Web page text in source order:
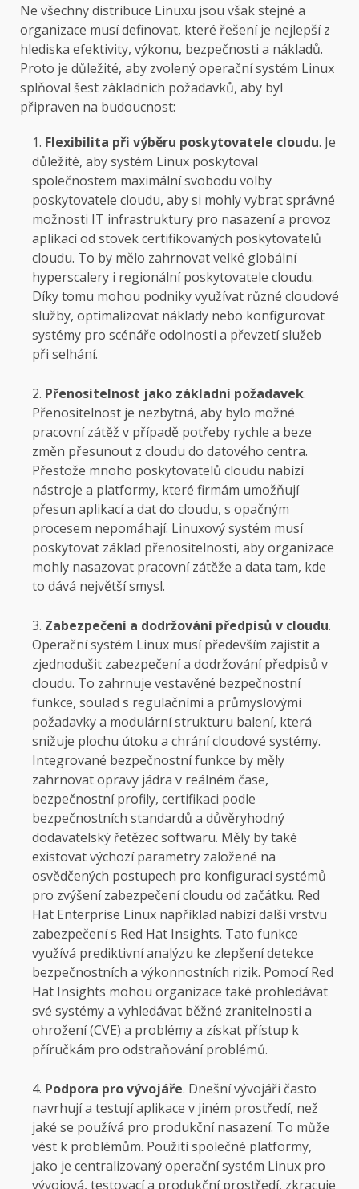
Ne všechny distribuce Linuxu jsou však stejné a
organizace musí definovat, které řešení je nejlepší z
hlediska efektivity, výkonu, bezpečnosti a nákladů.
Proto je důležité, aby zvolený operační systém Linux
splňoval šest základních požadavků, aby byl
připraven na budoucnost:
Flexibilita při výběru poskytovatele cloudu. Je
důležité, aby systém Linux poskytoval
společnostem maximální svobodu volby
poskytovatele cloudu, aby si mohly vybrat správné
možnosti IT infrastruktury pro nasazení a provoz
aplikací od stovek certifikovaných poskytovatelů
cloudu. To by mělo zahrnovat velké globální
hyperscalery i regionální poskytovatele cloudu.
Díky tomu mohou podniky využívat různé cloudové
služby, optimalizovat náklady nebo konfigurovat
systémy pro scénáře odolnosti a převzetí služeb
při selhání.
Přenositelnost jako základní požadavek.
Přenositelnost je nezbytná, aby bylo možné
pracovní zátěž v případě potřeby rychle a beze
změn přesunout z cloudu do datového centra.
Přestože mnoho poskytovatelů cloudu nabízí
nástroje a platformy, které firmám umožňují
přesun aplikací a dat do cloudu, s opačným
procesem nepomáhají. Linuxový systém musí
poskytovat základ přenositelnosti, aby organizace
mohly nasazovat pracovní zátěže a data tam, kde
to dává největší smysl.
Zabezpečení a dodržování předpisů v cloudu.
Operační systém Linux musí především zajistit a
zjednodušit zabezpečení a dodržování předpisů v
cloudu. To zahrnuje vestavěné bezpečnostní
funkce, soulad s regulačními a průmyslovými
požadavky a modulární strukturu balení, která
snižuje plochu útoku a chrání cloudové systémy.
Integrované bezpečnostní funkce by měly
zahrnovat opravy jádra v reálném čase,
bezpečnostní profily, certifikaci podle
bezpečnostních standardů a důvěryhodný
dodavatelský řetězec softwaru. Měly by také
existovat výchozí parametry založené na
osvědčených postupech pro konfiguraci systémů
pro zvýšení zabezpečení cloudu od začátku. Red
Hat Enterprise Linux například nabízí další vrstvu
zabezpečení s Red Hat Insights. Tato funkce
využívá prediktivní analýzu ke zlepšení detekce
bezpečnostních a výkonnostních rizik. Pomocí Red
Hat Insights mohou organizace také prohledávat
své systémy a vyhledávat běžné zranitelnosti a
ohrožení (CVE) a problémy a získat přístup k
příručkám pro odstraňování problémů.
Podpora pro vývojáře. Dnešní vývojáři často
navrhují a testují aplikace v jiném prostředí, než
jaké se používá pro produkční nasazení. To může
vést k problémům. Použití společné platformy,
jako je centralizovaný operační systém Linux pro
vývojová, testovací a produkční prostředí, zkracuje